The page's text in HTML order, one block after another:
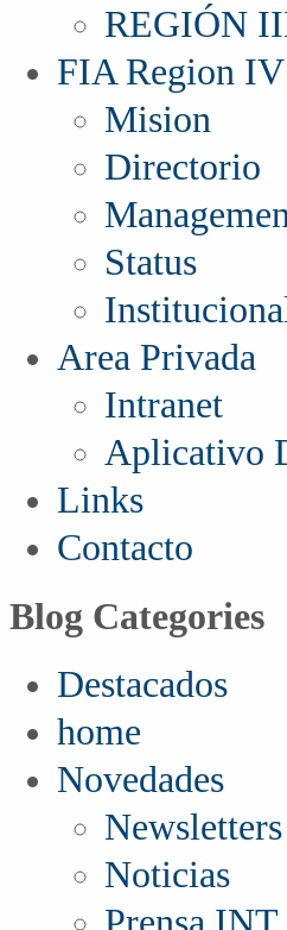
REGIÓN
FIA Region IV
Mision
Directorio
Status
Area Privada
Intranet
Aplicativo
Links
Contacto
Blog Categories
Destacados
home
Novedades
Newsletters
Noticias